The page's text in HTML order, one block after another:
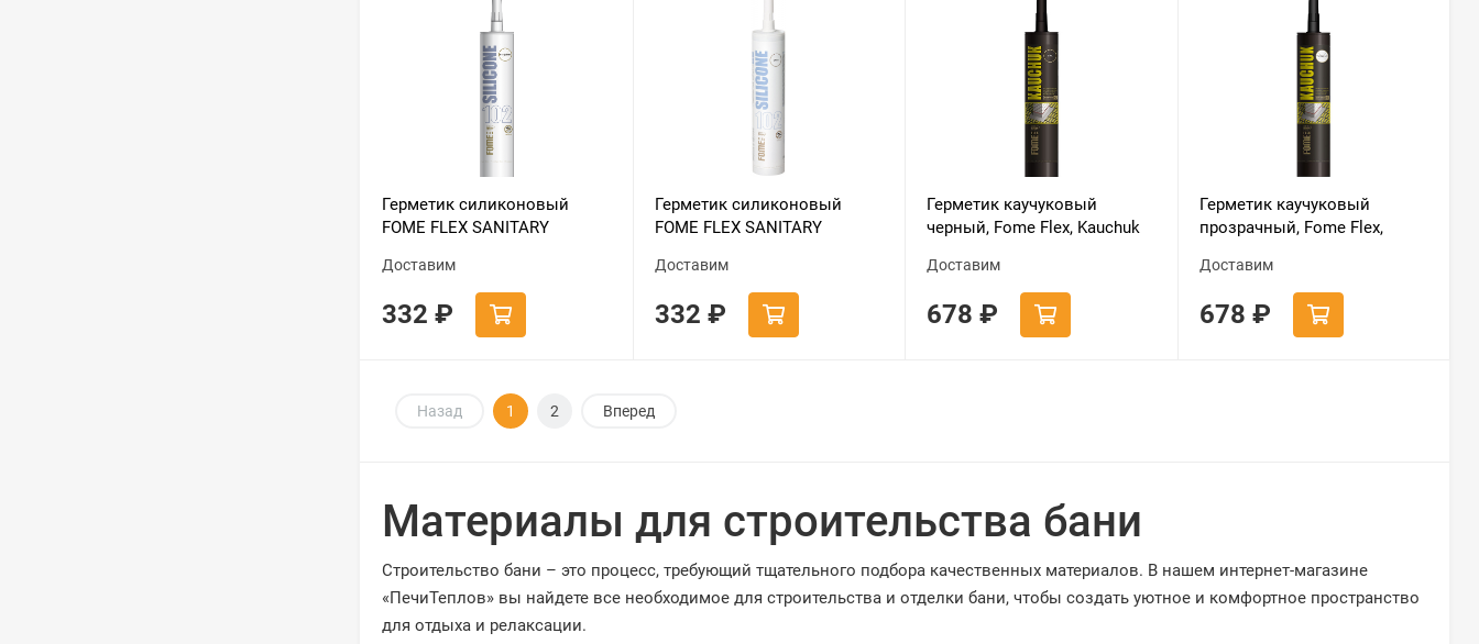
Герметик силиконовый
FOME FLEX SANITARY
310ml
Доставим
332 ₽
Герметик силиконовый
FOME FLEX SANITARY
Доставим
332 ₽
Герметик каучуковый
черный, Fome Flex, Kauchuk
Доставим
678 ₽
Герметик каучуковый
прозрачный, Fome Flex,
Доставим
678 ₽
Назад 1 2 Вперед
Материалы для строительства бани
Строительство бани – это процесс, требующий тщательного подбора качественных материалов. В нашем интернет-магазине
«ПечиТеплов» вы найдете все необходимое для строительства и отделки бани, чтобы создать уютное и комфортное пространство
для отдыха и релаксации.